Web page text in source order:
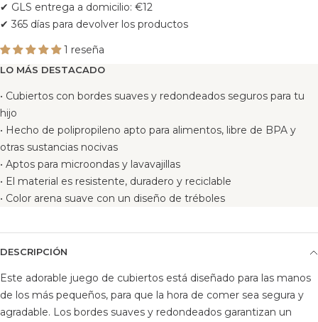
✔ GLS entrega a domicilio: €12
✔ 365 días para devolver los productos
1 reseña
LO MÁS DESTACADO
• Cubiertos con bordes suaves y redondeados seguros para tu
hijo
• Hecho de polipropileno apto para alimentos, libre de BPA y
otras sustancias nocivas
• Aptos para microondas y lavavajillas
• El material es resistente, duradero y reciclable
• Color arena suave con un diseño de tréboles
DESCRIPCIÓN
Este adorable juego de cubiertos está diseñado para las manos
de los más pequeños, para que la hora de comer sea segura y
agradable. Los bordes suaves y redondeados garantizan un